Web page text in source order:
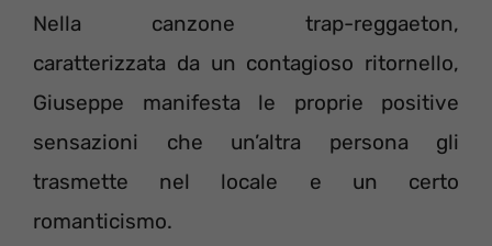
Nella canzone trap-reggaeton,
caratterizzata da un contagioso ritornello,
Giuseppe manifesta le proprie positive
sensazioni che un’altra persona gli
trasmette nel locale e un certo
romanticismo.